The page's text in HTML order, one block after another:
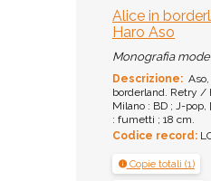
Alice in
Haro Aso
Monografia
Descrizione:
borderland. Retry /
Milano : BD ; J-
: fumetti ; 18 cm.
Codice record:
Copie totali (1)